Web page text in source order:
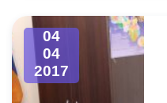
04
04
2017